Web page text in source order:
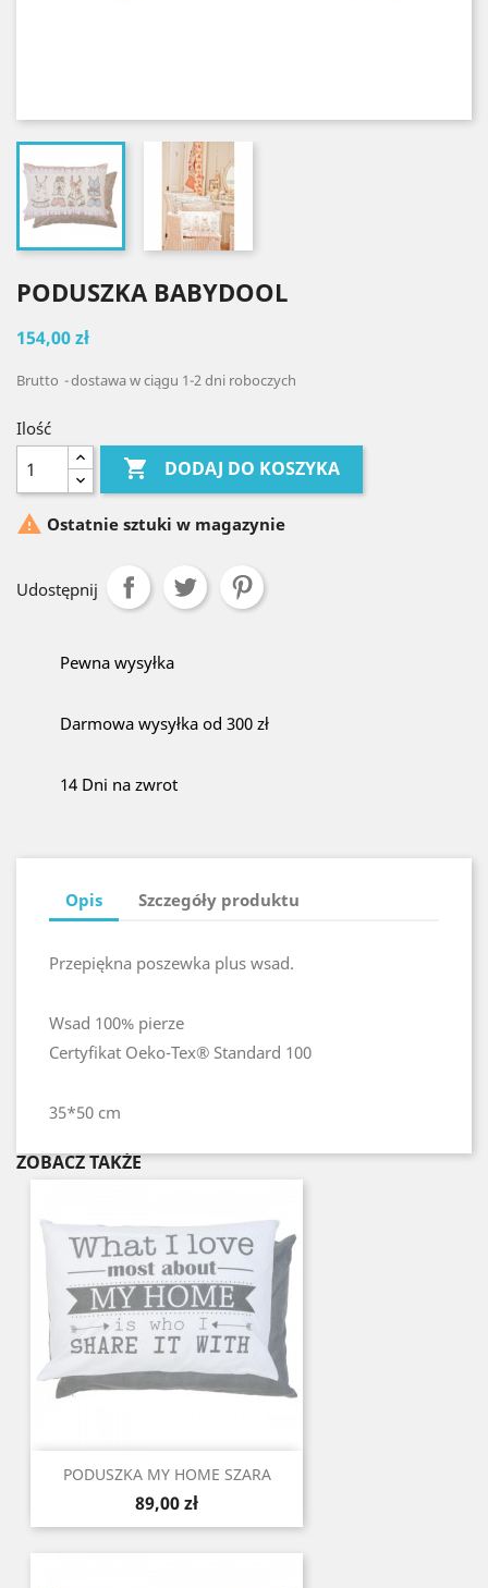
PODUSZKA BABYDOOL
154,00 zł
Brutto dostawa w ciągu 1-2 dni roboczych
Ilość
 DODAJ DO KOSZYKA
 Ostatnie sztuki w magazynie
Udostępnij
Pewna wysyłka
Darmowa wysyłka od 300 zł
14 Dni na zwrot
Opis Szczegóły produktu
Przepiękna poszewka plus wsad.
Wsad 100% pierze
Certyfikat Oeko-Tex® Standard 100
35*50 cm
ZOBACZ TAKŻE
PODUSZKA MY HOME SZARA
Cena
89,00 zł